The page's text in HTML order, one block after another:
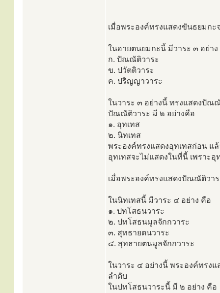
เมื่อพระองค์ทรงแสดงขันธยมก
ในอายตนยมกะนี้ มีวาระ ๓ อย่า
ก. ปัณณัติวาระ
ข. ปวัตติวาระ
ค. ปริญญาวาระ
ในวาระ ๓ อย่างนี้ ทรงแสดงปัณ
ปัณณัติวาระ มี ๒ อย่างคือ
๑. อุทเทส
๒. นิทเทส
พระองค์ทรงแสดงอุทเทสก่อน แ
อุทเทสจะไม่แสดงในที่นี้ เพราะ
เมื่อพระองค์ทรงแสดงปัณณัติวา
ในนิทเทสนี้ มีวาระ ๔ อย่าง คือ
๑. ปทโสธนวาระ
๒. ปทโสธนมูลจักกวาระ
๓. สุทธายตนวาระ
๔. สุทธายตนมูลจักกวาระ
ในวาระ ๔ อย่างนี้ พระองค์ทรง
ลำดับ
ในปทโสธนวาระนี้ มี ๒ อย่าง คือ